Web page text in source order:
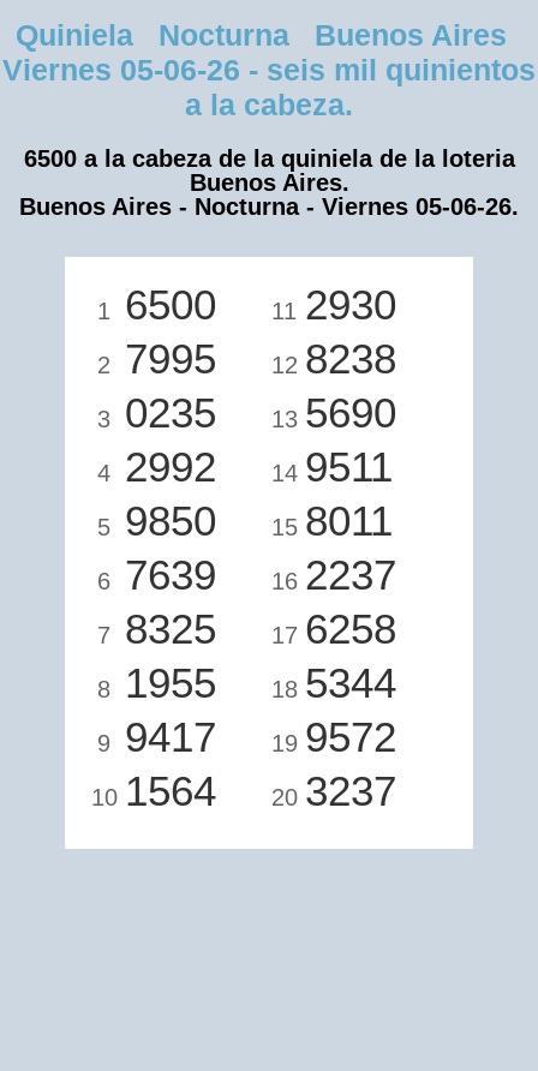
Quiniela Nocturna Buenos Aires
Viernes 05-06-26 - seis mil quinientos
a la cabeza.
6500 a la cabeza de la quiniela de la loteria
Buenos Aires.
Buenos Aires - Nocturna - Viernes 05-06-26.
1 6500
2 7995
3 0235
4 2992
5 9850
6 7639
7 8325
8 1955
9 9417
10 1564
11 2930
12 8238
13 5690
14 9511
15 8011
16 2237
17 6258
18 5344
19 9572
20 3237